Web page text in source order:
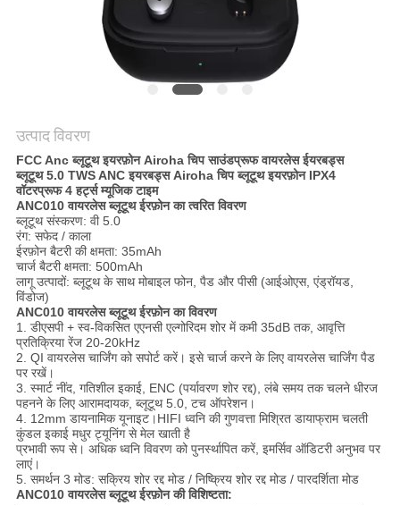
उत्पाद विवरण
FCC Anc ब्लूटूथ इयरफ़ोन Airoha चिप साउंडप्रूफ वायरलेस ईयरबड्स
ब्लूटूथ 5.0 TWS ANC इयरबड्स Airoha चिप ब्लूटूथ इयरफ़ोन IPX4
वॉटरप्रूफ 4 हर्ट्स म्यूजिक टाइम
ANC010 वायरलेस ब्लूटूथ ईरफ़ोन का त्वरित विवरण
ब्लूटूथ संस्करण: वी 5.0
रंग: सफेद / काला
ईरफ़ोन बैटरी की क्षमता: 35mAh
चार्ज बैटरी क्षमता: 500mAh
लागू उत्पादों: ब्लूटूथ के साथ मोबाइल फोन, पैड और पीसी (आईओएस, एंड्रॉयड,
विंडोज)
ANC010 वायरलेस ब्लूटूथ ईरफ़ोन का विवरण
1. डीएसपी + स्व-विकसित एएनसी एल्गोरिदम शोर में कमी 35dB तक, आवृत्ति
प्रतिक्रिया रेंज 20-20kHz
2. QI वायरलेस चार्जिंग को सपोर्ट करें। इसे चार्ज करने के लिए वायरलेस चार्जिंग पैड
पर रखें।
3. स्मार्ट नींद, गतिशील इकाई, ENC (पर्यावरण शोर रद्द), लंबे समय तक चलने धीरज
पहनने के लिए आरामदायक, ब्लूटूथ 5.0, टच ऑपरेशन।
4. 12mm डायनामिक यूनाइट।HIFI ध्वनि की गुणवत्ता मिश्रित डायाफ्राम चलती
कुंडल इकाई मधुर ट्यूनिंग से मेल खाती है
प्रभावी रूप से। अधिक ध्वनि विवरण को पुनर्स्थापित करें, इमर्सिव ऑडिटरी अनुभव पर
लाएं।
5. समर्थन 3 मोड: सक्रिय शोर रद्द मोड / निष्क्रिय शोर रद्द मोड / पारदर्शिता मोड
ANC010 वायरलेस ब्लूटूथ ईरफ़ोन की विशिष्टता: